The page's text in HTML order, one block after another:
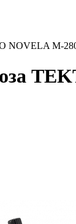
NOVELA M-